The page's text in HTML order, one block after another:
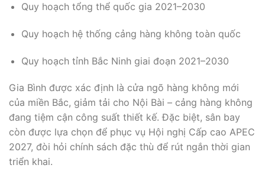
Quy hoạch tổng thể quốc gia 2021–2030
Quy hoạch hệ thống cảng hàng không toàn quốc
Quy hoạch tỉnh Bắc Ninh giai đoạn 2021–2030
Gia Bình được xác định là cửa ngõ hàng không mới
của miền Bắc, giảm tải cho Nội Bài – cảng hàng không
đang tiệm cận công suất thiết kế. Đặc biệt, sân bay
còn được lựa chọn để phục vụ Hội nghị Cấp cao APEC
2027, đòi hỏi chính sách đặc thù để rút ngắn thời gian
triển khai.